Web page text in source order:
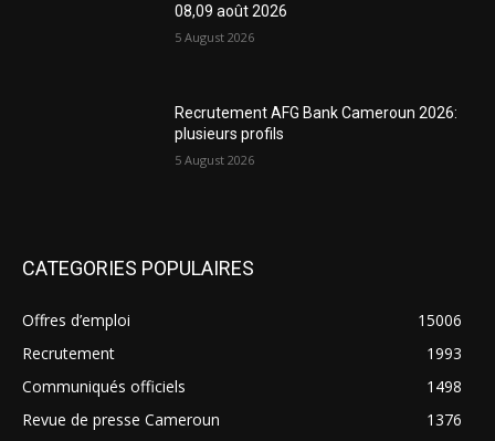
08,09 août 2026
5 August 2026
Recrutement AFG Bank Cameroun 2026:
plusieurs profils
5 August 2026
CATEGORIES POPULAIRES
Offres d’emploi
15006
Recrutement
1993
Communiqués officiels
1498
Revue de presse Cameroun
1376